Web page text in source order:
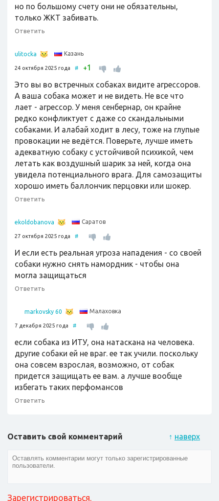
но по большому счету они не обязательны,
только ЖКТ забивать.
Ответить
ulitocka Казань
24 октября 2025 года # +1
Это вы во встречных собаках видите агрессоров.
А ваша собака может и не видеть. Не все что
лает - агрессор. У меня сенбернар, он крайне
редко конфликтует с даже со скандальными
собаками. И алабай ходит в лесу, тоже на глупые
провокации не ведётся. Поверьте, лучше иметь
адекватную собаку с устойчивой психикой, чем
летать как воздушный шарик за ней, когда она
увидела потенциального врага. Для самозащиты
хорошо иметь баллончик перцовки или шокер.
Ответить
ekoldobanova Саратов
27 октября 2025 года #
И если есть реальная угроза нападения - со своей
собаки нужно снять намордник - чтобы она
могла защищаться
Ответить
markovsky 60 Малаховка
7 декабря 2025 года #
если собака из ИТУ, она натаскана на человека.
другие собаки ей не враг. ее так учили. поскольку
она совсем взрослая, возможно, от собак
придется защищать ее вам. а лучше вообще
избегать таких перфомансов
Ответить
↑ наверх
Оставить свой комментарий
Зарегистрироваться,